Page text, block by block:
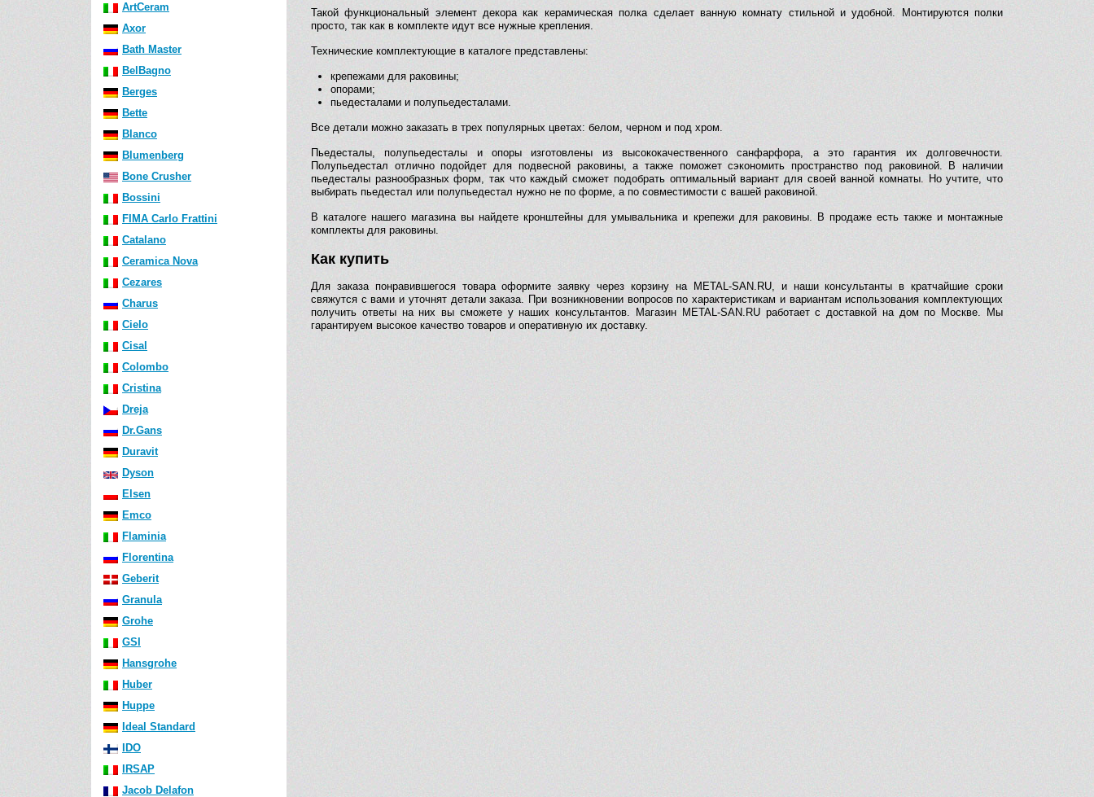
ArtCeram
Axor
Bath Master
BelBagno
Berges
Bette
Blanco
Blumenberg
Bone Crusher
Bossini
FIMA Carlo Frattini
Catalano
Ceramica Nova
Cezares
Charus
Cielo
Cisal
Colombo
Cristina
Dreja
Dr.Gans
Duravit
Dyson
Elsen
Emco
Flaminia
Florentina
Geberit
Granula
Grohe
GSI
Hansgrohe
Huber
Huppe
Ideal Standard
IDO
IRSAP
Jacob Delafon
Такой функциональный элемент декора как керамическая полка сделает ванную комнату стильной и удобной. Монтируются полки
просто, так как в комплекте идут все нужные крепления.
Технические комплектующие в каталоге представлены:
крепежами для раковины;
опорами;
пьедесталами и полупьедесталами.
Все детали можно заказать в трех популярных цветах: белом, черном и под хром.
Пьедесталы, полупьедесталы и опоры изготовлены из высококачественного санфарфора, а это гарантия их долговечности.
Полупьедестал отлично подойдет для подвесной раковины, а также поможет сэкономить пространство под раковиной. В наличии
пьедесталы разнообразных форм, так что каждый сможет подобрать оптимальный вариант для своей ванной комнаты. Но учтите, что
выбирать пьедестал или полупьедестал нужно не по форме, а по совместимости с вашей раковиной.
В каталоге нашего магазина вы найдете кронштейны для умывальника и крепежи для раковины. В продаже есть также и монтажные
комплекты для раковины.
Как купить
Для заказа понравившегося товара оформите заявку через корзину на METAL-SAN.RU, и наши консультанты в кратчайшие сроки
свяжутся с вами и уточнят детали заказа. При возникновении вопросов по характеристикам и вариантам использования комплектующих
получить ответы на них вы сможете у наших консультантов. Магазин METAL-SAN.RU работает с доставкой на дом по Москве. Мы
гарантируем высокое качество товаров и оперативную их доставку.